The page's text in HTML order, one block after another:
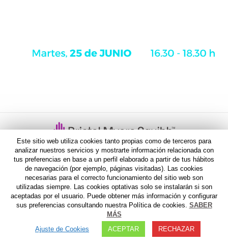
AVISO LEGAL I POLITICA DE PRIVACIDAD I AVISO
FARMACOVIGILANCIA
Este sitio web utiliza cookies tanto propias como de terceros para
analizar nuestros servicios y mostrarte información relacionada con
tus preferencias en base a un perfil elaborado a partir de tus hábitos
de navegación (por ejemplo, páginas visitadas). Las cookies
necesarias para el correcto funcionamiento del sitio web son
utilizadas siempre. Las cookies optativas solo se instalarán si son
aceptadas por el usuario. Puede obtener más información y configurar
sus preferencias consultando nuestra Política de cookies. SABER
MÁS
Ajuste de Cookies
ACEPTAR RECHAZAR